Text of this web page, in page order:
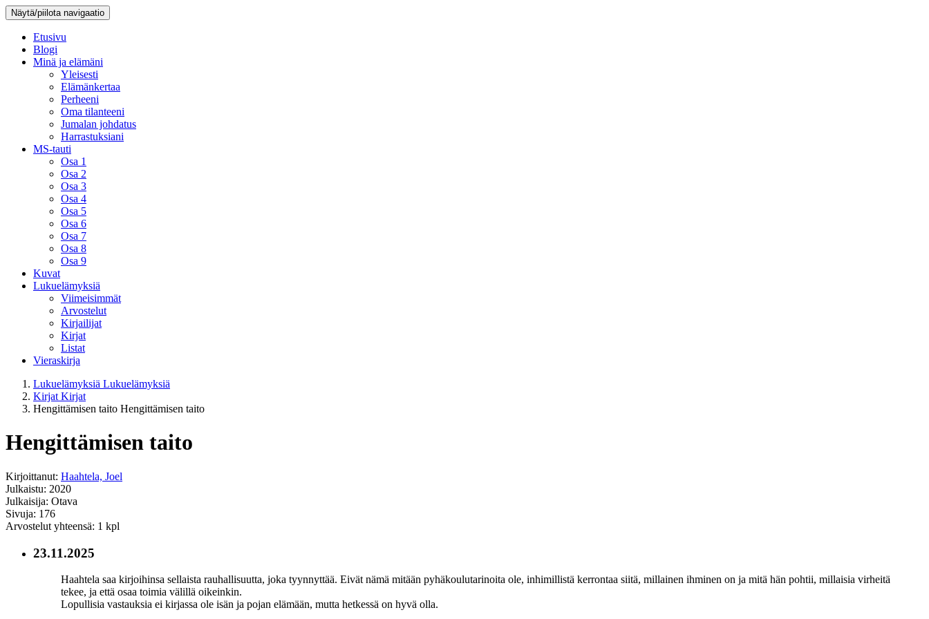
Näytä/piilota navigaatio
Etusivu
Blogi
Minä ja elämäni
Yleisesti
Elämänkertaa
Perheeni
Oma tilanteeni
Jumalan johdatus
Harrastuksiani
MS-tauti
Osa 1
Osa 2
Osa 3
Osa 4
Osa 5
Osa 6
Osa 7
Osa 8
Osa 9
Kuvat
Lukuelämyksiä
Viimeisimmät
Arvostelut
Kirjailijat
Kirjat
Listat
Vieraskirja
Lukuelämyksiä Lukuelämyksiä
Kirjat Kirjat
Hengittämisen taito Hengittämisen taito
Hengittämisen taito
Kirjoittanut: Haahtela, Joel
Julkaistu: 2020
Julkaisija: Otava
Sivuja: 176
Arvostelut yhteensä: 1 kpl
23.11.2025
Haahtela saa kirjoihinsa sellaista rauhallisuutta, joka tyynnyttää. Eivät nämä mitään pyhäkoulutarinoita ole, inhimillistä kerrontaa siitä, millainen ihminen on ja mitä hän pohtii, millaisia virheitä
tekee, ja että osaa toimia välillä oikeinkin.
Lopullisia vastauksia ei kirjassa ole isän ja pojan elämään, mutta hetkessä on hyvä olla.